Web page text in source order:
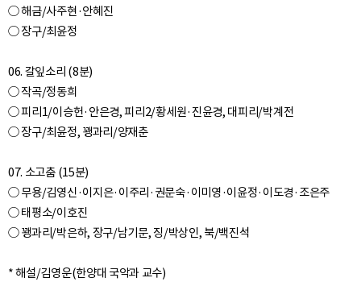
○ 해금/사주현·안혜진
○ 장구/최윤정
06. 갈잎소리 (8분)
○ 작곡/정동희
○ 피리1/이승헌·안은경, 피리2/황세원·진윤경, 대피리/박계전
○ 장구/최윤정, 꽹과리/양재춘
07. 소고춤 (15분)
○ 무용/김영신·이지은·이주리·권문숙·이미영·이윤정·이도경·조은주
○ 태평소/이호진
○ 꽹과리/박은하, 장구/남기문, 징/박상인, 북/백진석
* 해설/김영운(한양대 국악과 교수)